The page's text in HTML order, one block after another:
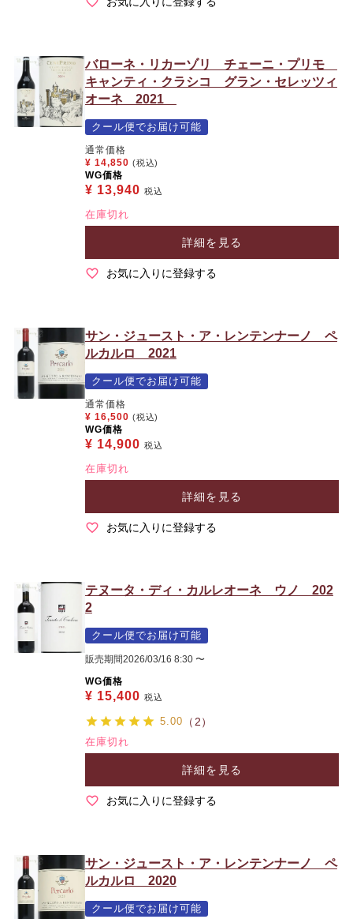
バローネ・リカーゾリ チェーニ・プリモ
キャンティ・クラシコ グラン・セレッツィ
オーネ 2021
クール便でお届け可能
通常価格
¥ 14,850 (税込)
WG価格
¥ 13,940 税込
在庫切れ
詳細を見る
お気に入りに登録する
サン・ジュースト・ア・レンテンナーノ ペ
ルカルロ 2021
クール便でお届け可能
通常価格
¥ 16,500 (税込)
WG価格
¥ 14,900 税込
在庫切れ
詳細を見る
お気に入りに登録する
テヌータ・ディ・カルレオーネ ウノ 202
2
クール便でお届け可能
販売期間2026/03/16 8:30 〜
WG価格
¥ 15,400 税込
5.00 （2）
在庫切れ
詳細を見る
お気に入りに登録する
サン・ジュースト・ア・レンテンナーノ ペ
ルカルロ 2020
クール便でお届け可能